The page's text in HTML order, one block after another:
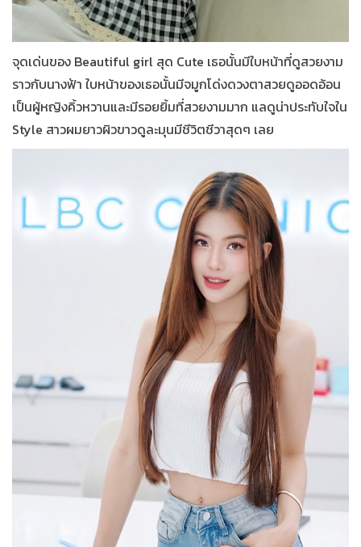
จุดเด่นของ Beautiful girl สุด Cute เธอนั้นมีใบหน้าที่ดูสวยงาม
ราวกับนางฟ้า ใบหน้าของเธอนั้นมีจมูกโด่งดวงตาสวยดูออดอ้อน
เป็นผู้หญิงคิ้วหวานและมีรอยยิ้มที่สวยงามมาก แลดูน่าประทับใจใน
Style สาวผมยาวผิวขาวดูละมุนมีชีวิตชีวาสุดๆ เลย